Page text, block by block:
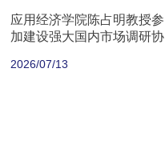
应用经济学院陈占明教授参
加建设强大国内市场调研协
2026/07/13